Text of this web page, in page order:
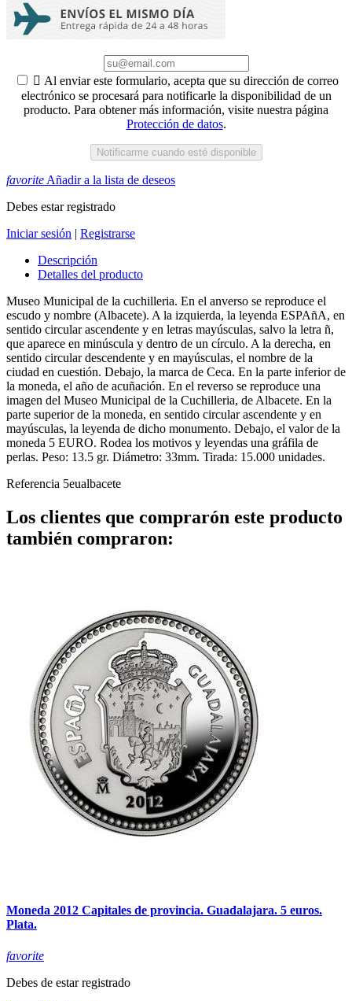
 Al enviar este formulario, acepta que su dirección de correo
electrónico se procesará para notificarle la disponibilidad de un
producto. Para obtener más información, visite nuestra página
Protección de datos.
Notificarme cuando esté disponible
favorite Añadir a la lista de deseos
Debes estar registrado
Iniciar sesión | Registrarse
Descripción
Detalles del producto
Museo Municipal de la cuchilleria. En el anverso se reproduce el
escudo y nombre (Albacete). A la izquierda, la leyenda ESPAñA, en
sentido circular ascendente y en letras mayúsculas, salvo la letra ñ,
que aparece en minúscula y dentro de un círculo. A la derecha, en
sentido circular descendente y en mayúsculas, el nombre de la
ciudad en cuestión. Debajo, la marca de Ceca. En la parte inferior de
la moneda, el año de acuñación. En el reverso se reproduce una
imagen del Museo Municipal de la Cuchilleria, de Albacete. En la
parte superior de la moneda, en sentido circular ascendente y en
mayúsculas, la leyenda de dicho monumento. Debajo, el valor de la
moneda 5 EURO. Rodea los motivos y leyendas una gráfila de
perlas. Peso: 13.5 gr. Diámetro: 33mm. Tirada: 15.000 unidades.
Referencia 5eualbacete
Los clientes que comprarón este producto
también compraron:
Moneda 2012 Capitales de provincia. Guadalajara. 5 euros.
Plata.
favorite
Debes de estar registrado